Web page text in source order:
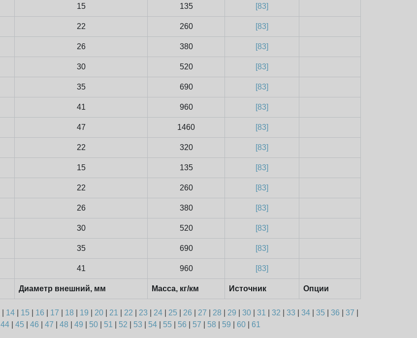
15 135 [83]
22 260 [83]
26 380 [83]
30 520 [83]
35 690 [83]
41 960 [83]
47 1460 [83]
22 320 [83]
15 135 [83]
22 260 [83]
26 380 [83]
30 520 [83]
35 690 [83]
41 960 [83]
Диаметр внешний, мм Масса, кг/км Источник Опции
14| 15 16 17 18 19 20| 21 22 23 24| 25 26 27 28 29 30| 31 32 33 34| 35 36 37
44 45 46 47 48 49 50 51 52 53 54 55 56 57 58 59 60 61